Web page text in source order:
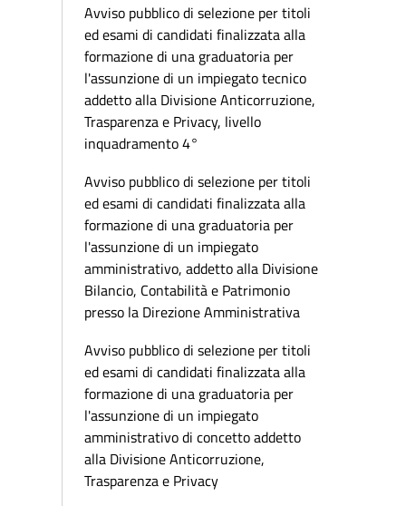
Avviso pubblico di selezione per titoli
ed esami di candidati finalizzata alla
formazione di una graduatoria per
l'assunzione di un impiegato tecnico
addetto alla Divisione Anticorruzione,
Trasparenza e Privacy, livello
inquadramento 4°
Avviso pubblico di selezione per titoli
ed esami di candidati finalizzata alla
formazione di una graduatoria per
l'assunzione di un impiegato
amministrativo, addetto alla Divisione
Bilancio, Contabilità e Patrimonio
presso la Direzione Amministrativa
Avviso pubblico di selezione per titoli
ed esami di candidati finalizzata alla
formazione di una graduatoria per
l'assunzione di un impiegato
amministrativo di concetto addetto
alla Divisione Anticorruzione,
Trasparenza e Privacy